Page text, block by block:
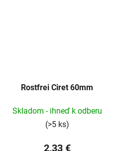
Rostfrei Ciret 60mm
Skladom - ihneď k odberu
(>5 ks)
2,33 €